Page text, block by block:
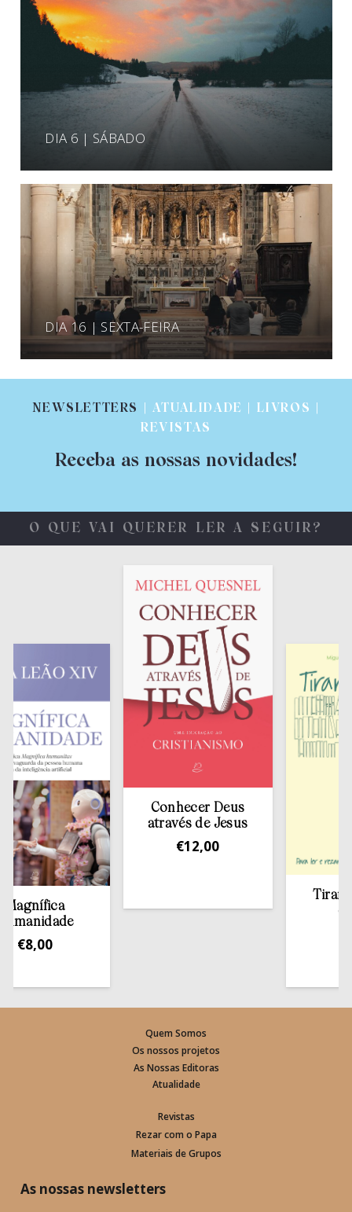
DIA 6 | SÁBADO
DIA 16 | SEXTA-FEIRA
NEWSLETTERS
| ATUALIDADE | LIVROS |
REVISTAS
Receba as nossas novidades!
O QUE VAI QUERER LER A SEGUIR?
8,00
Conhecer Deus
através de Jesus
12,00
Tirar a
Quem Somos
Os nossos projetos
As Nossas Editoras
Atualidade
Revistas
Rezar com o Papa
Materiais de Grupos
As nossas newsletters